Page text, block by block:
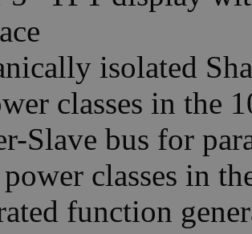
isolated
classes in the
Slave bus for
classes in
function